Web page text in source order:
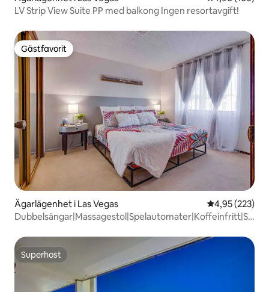
LV Strip View Suite PP med balkong Ingen resortavgift!
Gästfavorit
Gästfavorit
Ägarlägenhet i Las Vegas 4,95 av 5 i
4,95 (223)
Superhost
Superhost